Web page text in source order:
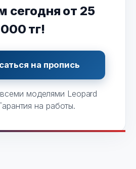
сегодня от 25
000 тг!
на пропись
моделями Leopard
на работы.